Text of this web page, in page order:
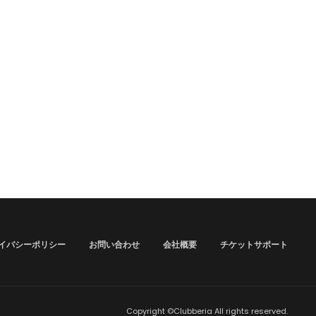
バシーポリシー お問い合わせ 会社概要 チケットサポート
Copyright ©Clubberia All rights reserved.